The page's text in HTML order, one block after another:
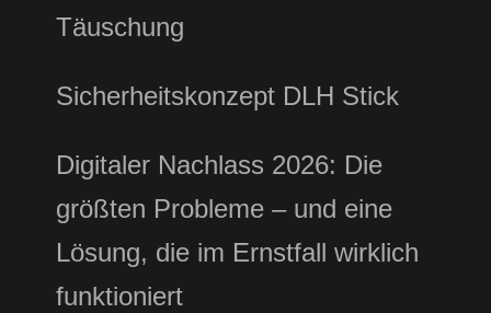
Täuschung
Sicherheitskonzept DLH Stick
Digitaler Nachlass 2026: Die
größten Probleme – und eine
Lösung, die im Ernstfall wirklich
funktioniert